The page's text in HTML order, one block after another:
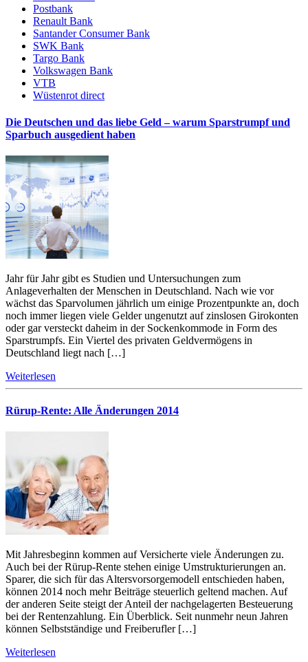
Postbank
Renault Bank
Santander Consumer Bank
SWK Bank
Targo Bank
Volkswagen Bank
VTB
Wüstenrot direct
Die Deutschen und das liebe Geld – warum Sparstrumpf und
Sparbuch ausgedient haben
Jahr für Jahr gibt es Studien und Untersuchungen zum
Anlageverhalten der Menschen in Deutschland. Nach wie vor
wächst das Sparvolumen jährlich um einige Prozentpunkte an, doch
noch immer liegen viele Gelder ungenutzt auf zinslosen Girokonten
oder gar versteckt daheim in der Sockenkommode in Form des
Sparstrumpfs. Ein Viertel des privaten Geldvermögens in
Deutschland liegt nach […]
Weiterlesen
Rürup-Rente: Alle Änderungen 2014
Mit Jahresbeginn kommen auf Versicherte viele Änderungen zu.
Auch bei der Rürup-Rente stehen einige Umstrukturierungen an.
Sparer, die sich für das Altersvorsorgemodell entschieden haben,
können 2014 noch mehr Beiträge steuerlich geltend machen. Auf
der anderen Seite steigt der Anteil der nachgelagerten Besteuerung
bei der Rentenzahlung. Ein Überblick. Seit nunmehr neun Jahren
können Selbstständige und Freiberufler […]
Weiterlesen